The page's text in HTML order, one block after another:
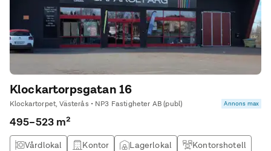
Klockartorpsgatan 16
Klockartorpet, Västerås • NP3 Fastigheter AB (publ) Annons max
495–523 m²
Vårdlokal Kontor Lagerlokal Kontorshotell